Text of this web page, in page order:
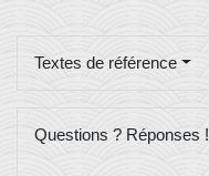
Textes de référence
Questions ? Réponses !